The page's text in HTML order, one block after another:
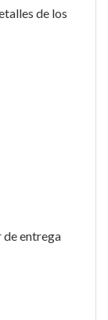
de los
entrega